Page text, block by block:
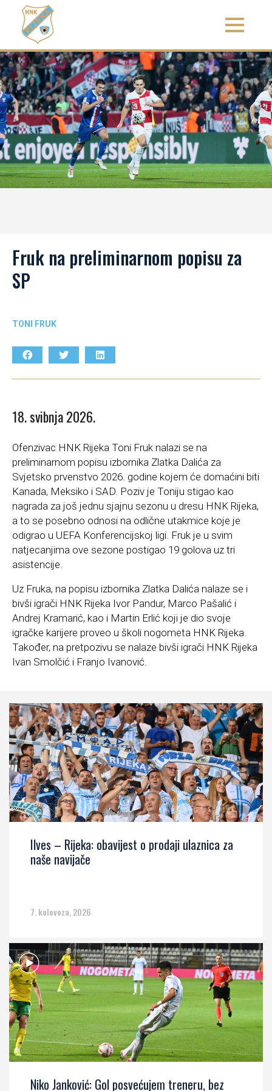
Fruk na preliminarnom popisu za
SP
TONI FRUK
18. svibnja 2026.
Ofenzivac HNK Rijeka Toni Fruk nalazi se na
preliminarnom popisu izbornika Zlatka Dalića za
Svjetsko prvenstvo 2026. godine kojem će domaćini biti
Kanada, Meksiko i SAD. Poziv je Toniju stigao kao
nagrada za još jednu sjajnu sezonu u dresu HNK Rijeka,
a to se posebno odnosi na odlične utakmice koje je
odigrao u UEFA Konferencijskoj ligi. Fruk je u svim
natjecanjima ove sezone postigao 19 golova uz tri
asistencije.
Uz Fruka, na popisu izbornika Zlatka Dalića nalaze se i
bivši igrači HNK Rijeka Ivor Pandur, Marco Pašalić i
Andrej Kramarić, kao i Martin Erlić koji je dio svoje
igračke karijere proveo u školi nogometa HNK Rijeka.
Također, na pretpozivu se nalaze bivši igrači HNK Rijeka
Ivan Smolčić i Franjo Ivanović.
Ilves – Rijeka: obavijest o prodaji ulaznica za
naše navijače
7. kolovoza, 2026
Niko Janković: Gol posvećujem treneru, bez